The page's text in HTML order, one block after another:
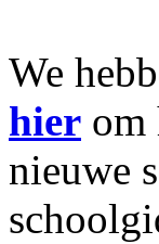
We
hier om
nieuwe